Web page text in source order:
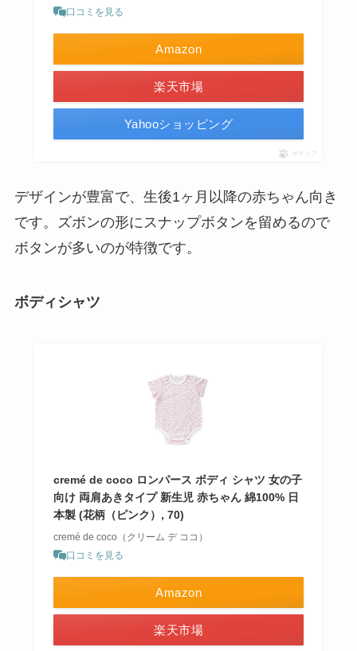
口コミを見る
Amazon
楽天市場
Yahooショッピング
ポチップ
デザインが豊富で、生後1ヶ月以降の赤ちゃん向き
です。ズボンの形にスナップボタンを留めるので
ボタンが多いのが特徴です。
ボディシャツ
cremé de coco ロンパース ボディ シャツ 女の子
向け 両肩あきタイプ 新生児 赤ちゃん 綿100% 日
本製 (花柄（ピンク）, 70)
cremé de coco（クリーム デ ココ）
口コミを見る
Amazon
楽天市場